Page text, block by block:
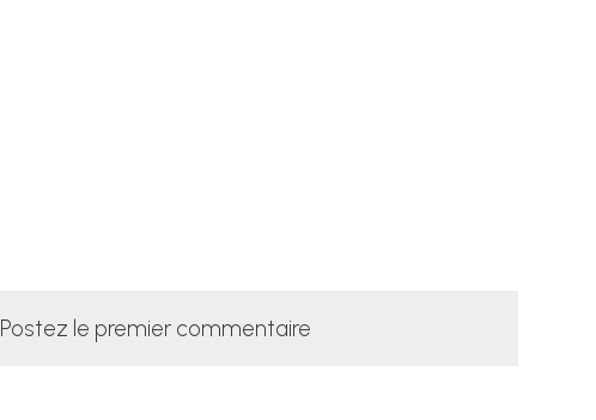
Postez le premier commentaire